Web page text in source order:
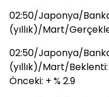
02:50/Japonya/
(yıllık)/Mart/
02:50/Japonya/
(yıllık)/Mart/
Önceki: + % 2.9